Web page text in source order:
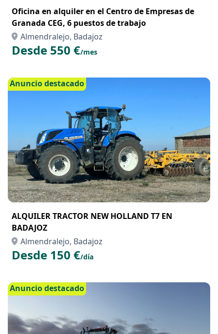
Oficina en alquiler en el Centro de Empresas de
Granada CEG, 6 puestos de trabajo
Almendralejo, Badajoz
Desde 550 €/mes
Anuncio destacado
ALQUILER TRACTOR NEW HOLLAND T7 EN
BADAJOZ
Almendralejo, Badajoz
Desde 150 €/día
Anuncio destacado